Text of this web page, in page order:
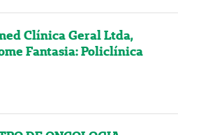
Clínica Geral Ltda,
Fantasia: Policlínica